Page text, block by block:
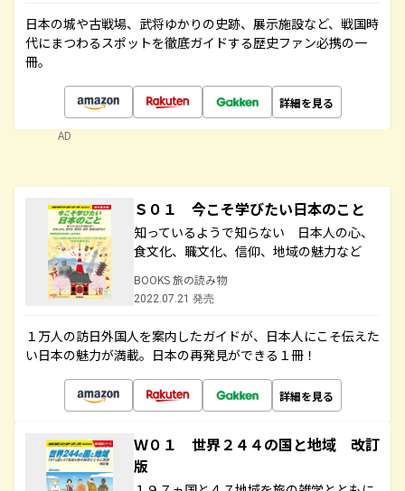
日本の城や古戦場、武将ゆかりの史跡、展示施設など、戦国時
代にまつわるスポットを徹底ガイドする歴史ファン必携の一
冊。
詳細を見る
AD
Ｓ０１ 今こそ学びたい日本のこと
知っているようで知らない 日本人の心、
食文化、職文化、信仰、地域の魅力など
BOOKS 旅の読み物
2022.07.21 発売
１万人の訪日外国人を案内したガイドが、日本人にこそ伝えた
い日本の魅力が満載。日本の再発見ができる１冊！
詳細を見る
Ｗ０１ 世界２４４の国と地域 改訂
版